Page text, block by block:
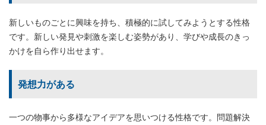
新しいものごとに興味を持ち、積極的に試してみようとする性格
です。新しい発見や刺激を楽しむ姿勢があり、学びや成長のきっ
かけを自ら作り出せます。
発想力がある
一つの物事から多様なアイデアを思いつける性格です。問題解決